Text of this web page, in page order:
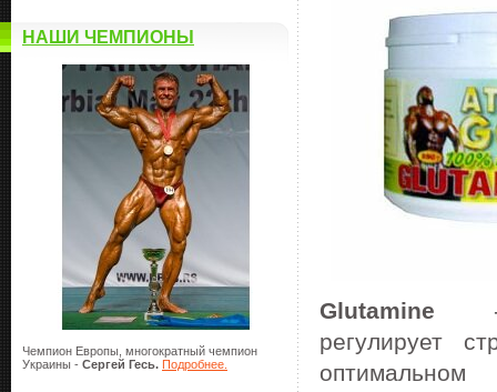
НАШИ ЧЕМПИОНЫ
Чемпион Европы, многократный чемпион
Украины - Сергей Гесь. Подробнее.
Glutamine -
регулирует